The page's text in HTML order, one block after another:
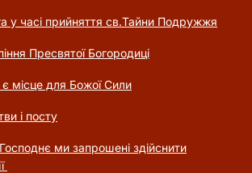
у часі прийняття cв.Тайни Подружжя
Пресвятої Богородиці
місце для Божої Сили
і посту
ми запрошені здійснити